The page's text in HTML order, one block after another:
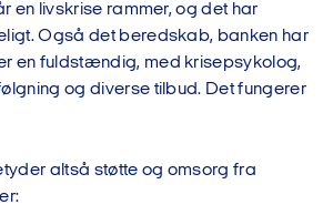
en livskrise rammer, og det har
Også det beredskab, banken har
en fuldstændig, med krisepsykolog,
og diverse tilbud. Det fungerer
altså støtte og omsorg fra